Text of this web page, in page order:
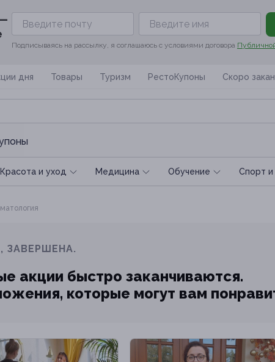
Подписываясь на рассылку, я соглашаюсь с условиями договора
дня Товары Туризм РестоКупоны Скоро
Красота и уход Медицина Обучение Спoрт
ЗАВЕРШЕНА.
акции быстро заканчиваются.
которые могут вам